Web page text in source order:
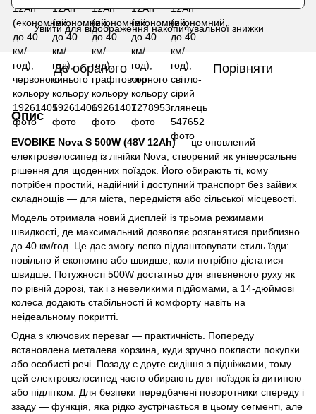
% Увійтидля відображення накопичувальної знижки
До обраного Порівняти
Опис
EVOBIKE Nova S 500W (48V 12Ah)— це оновлений
електровелосипед із лінійки Nova, створений як універсальне
рішення для щоденних поїздок. Його обирають ті, кому
потрібен простий, надійний і доступний транспорт без зайвих
складнощів — для міста, передмістя або сільської місцевості.
Модель отримала новий дисплей із трьома режимами
швидкості, де максимальний дозволяє розганятися приблизно
до 40 км/год. Це дає змогу легко підлаштовувати стиль їзди:
повільно й економно або швидше, коли потрібно дістатися
швидше. Потужності 500W достатньо для впевненого руху як
по рівній дорозі, так і з невеликими підйомами, а 14-дюймові
колеса додають стабільності й комфорту навіть на
неідеальному покритті.
Одна з ключових переваг — практичність. Попереду
встановлена металева корзина, куди зручно покласти покупки
або особисті речі. Позаду є друге сидіння з підніжками, тому
цей електровелосипед часто обирають для поїздок із дитиною
або підлітком. Для безпеки передбачені поворотники спереду і
ззаду — функція, яка рідко зустрічається в цьому сегменті, але